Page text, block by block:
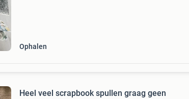
Ophalen
Heel veel scrapbook spullen graag geen